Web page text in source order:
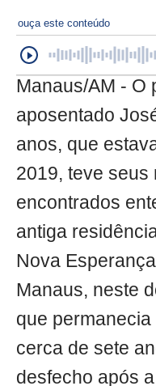
ouça este conteúdo
Manaus/AM - O
aposentado
anos, que
2019, teve seus
encontrados
antiga
Nova
Manaus, neste
que
cerca de sete
desfecho após